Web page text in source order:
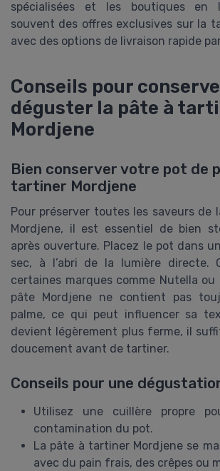
spécialisées et les boutiques en
souvent des offres exclusives sur la
avec des options de livraison rapide
Conseils pour
déguster la pâte à
Mordjene
Bien conserver votre pot de
tartiner Mordjene
Pour préserver toutes les saveurs de
Mordjene, il est essentiel de bien
après ouverture. Placez le pot dans
sec, à l’abri de la lumière directe.
certaines marques comme Nutella ou
pâte Mordjene ne contient pas
palme, ce qui peut influencer sa
devient légèrement plus ferme, il
doucement avant de tartiner.
Conseils pour une
Utilisez une cuillère propre
contamination du pot.
La pâte à tartiner Mordjene se
avec du pain frais, des crêpes ou